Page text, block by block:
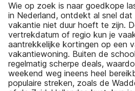
Wie op zoek is naar goedkope
in Nederland, ontdekt al snel
vakantie niet duur hoeft te zijn.
vertrekdatum of regio kun je
aantrekkelijke kortingen op een
vakantiewoning. Buiten de
regelmatig scherpe deals,
weekend weg ineens heel
populaire streken, zoals de